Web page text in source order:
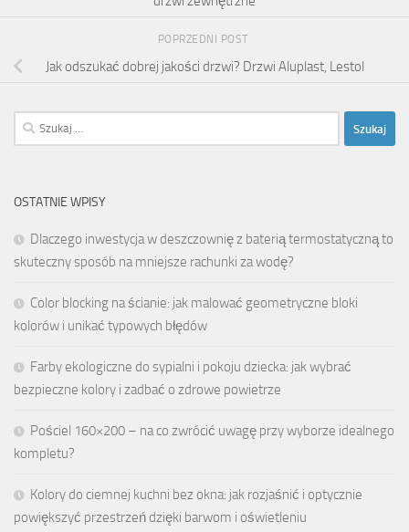
POPRZEDNI POST
Jak odszukać dobrej jakości drzwi? Drzwi Aluplast, Lestol
Szukaj:
OSTATNIE WPISY
Dlaczego inwestycja w deszczownię z baterią termostatyczną to
skuteczny sposób na mniejsze rachunki za wodę?
Color blocking na ścianie: jak malować geometryczne bloki
kolorów i unikać typowych błędów
Farby ekologiczne do sypialni i pokoju dziecka: jak wybrać
bezpieczne kolory i zadbać o zdrowe powietrze
Pościel 160×200 – na co zwrócić uwagę przy wyborze idealnego
kompletu?
Kolory do ciemnej kuchni bez okna: jak rozjaśnić i optycznie
powiększyć przestrzeń dzięki barwom i oświetleniu